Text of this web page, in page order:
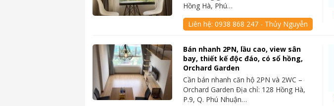
Hồng Hà, Phú…
Liên hệ:0938 868 247 - Thủy Nguyễn
Bán nhanh 2PN, lầu cao, view sân
bay, thiết kế độc đáo, có sổ hồng,
Orchard Garden
Cần bán nhanh căn hộ 2PN và 2WC –
Orchard Garden Địa chỉ: 128 Hồng Hà,
P.9, Q. Phú Nhuận…